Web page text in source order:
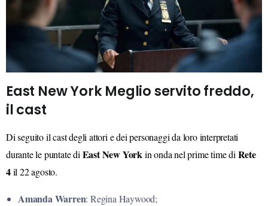
East New York Meglio servito freddo,
il cast
Di seguito il cast degli attori e dei personaggi da loro interpretati
durante le puntate di East New York in onda nel prime time di Rete
4il 22 agosto.
Amanda Warren: Regina Haywood;